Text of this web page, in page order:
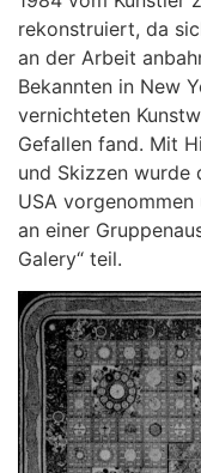
rekonstruiert, da
an der Arbeit
Bekannten in New
vernichteten
Gefallen fand. Mit
und Skizzen wurde
USA vorgenommen
an einer
Galery“ teil.